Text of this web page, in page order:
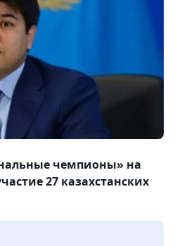
чемпионы» на
27 казахстанских